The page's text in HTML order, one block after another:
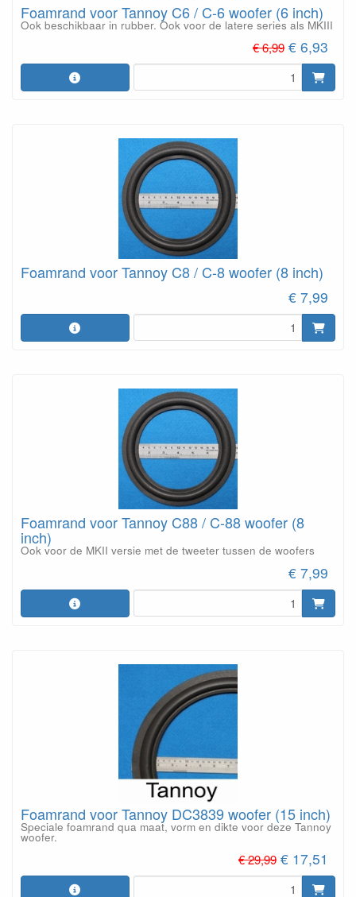
Foamrand voor Tannoy C6 / C-6 woofer (6 inch)
Ook beschikbaar in rubber. Ook voor de latere series als MKIII
€ 6,99 € 6,93
Foamrand voor Tannoy C8 / C-8 woofer (8 inch)
€ 7,99
Foamrand voor Tannoy C88 / C-88 woofer (8
inch)
Ook voor de MKII versie met de tweeter tussen de woofers
€ 7,99
Foamrand voor Tannoy DC3839 woofer (15 inch)
Speciale foamrand qua maat, vorm en dikte voor deze Tannoy
woofer.
€ 29,99 € 17,51